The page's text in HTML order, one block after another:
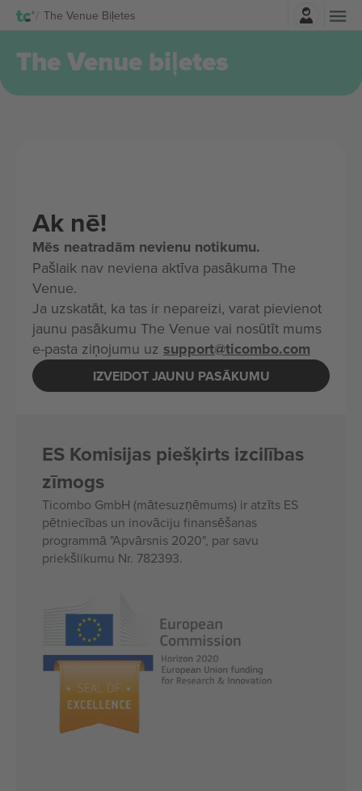
The Venue Biļetes
The Venue biļetes
Ak nē!
Mēs neatradām nevienu notikumu.
Pašlaik nav neviena aktīva pasākuma The
Venue.
Ja uzskatāt, ka tas ir nepareizi, varat pievienot
jaunu pasākumu The Venue vai nosūtīt mums
e-pasta ziņojumu uz support@ticombo.com
IZVEIDOT JAUNU PASĀKUMU
ES Komisijas piešķirts izcilības
zīmogs
Ticombo GmbH (mātesuzņēmums) ir atzīts ES
pētniecības un inovāciju finansēšanas
programmā "Apvārsnis 2020", par savu
priekšlikumu Nr. 782393.